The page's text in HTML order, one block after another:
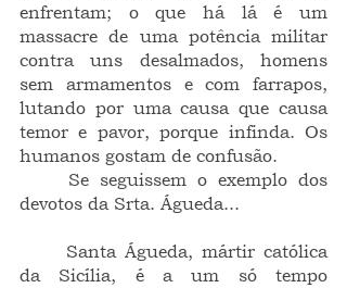
enfrentam; o que há lá é um
massacre de uma potência militar
contra uns desalmados, homens
sem armamentos e com farrapos,
lutando por uma causa que causa
temor e pavor, porque infinda. Os
humanos gostam de confusão.
devotos da Srta. Águeda...
da Sicília, é a um só tempo